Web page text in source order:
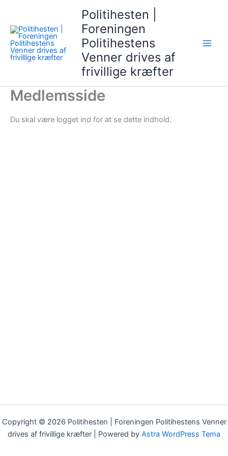
indholdet
Politihesten |
Foreningen
Politihestens
Venner drives af
frivillige kræfter
Medlemsside
Du skal være logget ind for at se dette indhold.
Copyright © 2026 Politihesten | Foreningen Politihestens Venner
drives af frivillige kræfter | Powered by Astra WordPress Tema